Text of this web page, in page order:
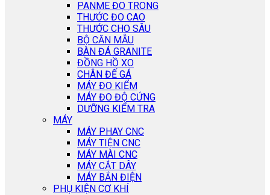
PANME ĐO TRONG
THƯỚC ĐO CAO
THƯỚC CHO SÂU
BỘ CĂN MẪU
BÀN ĐÁ GRANITE
ĐỒNG HỒ XO
CHÂN ĐẾ GÁ
MÁY ĐO KIỂM
MÁY ĐO ĐỘ CỨNG
DƯỠNG KIỂM TRA
MÁY
MÁY PHAY CNC
MÁY TIỆN CNC
MÁY MÀI CNC
MÁY CẮT DÂY
MÁY BẮN ĐIỆN
PHỤ KIỆN CƠ KHÍ